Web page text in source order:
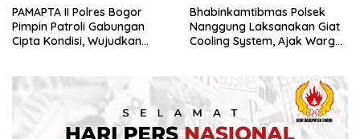
PAMAPTA II Polres Bogor
Pimpin Patroli Gabungan
Cipta Kondisi, Wujudkan
Bhabinkamtibmas Polsek
Nanggung Laksanakan Giat
Cooling System, Ajak Warga
Kamtibmas